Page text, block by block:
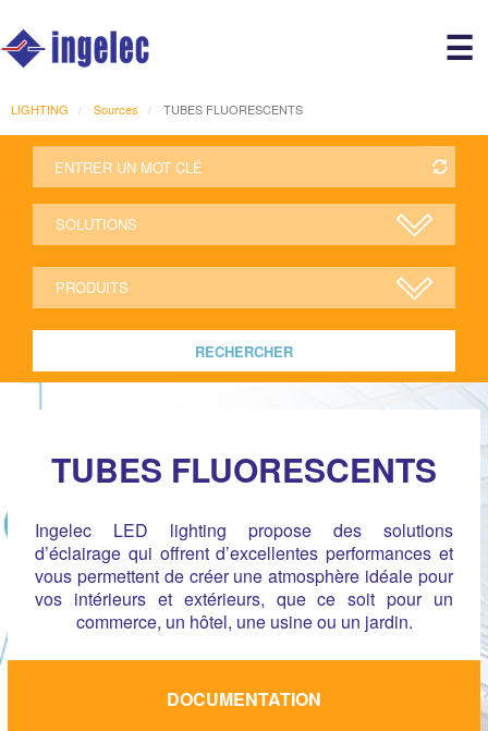
☰
LIGHTING Sources TUBES FLUORESCENTS
RECHERCHER
TUBES FLUORESCENTS
Ingelec LED lighting propose des solutions
d’éclairage qui offrent d’excellentes performances et
vous permettent de créer une atmosphère idéale pour
vos intérieurs et extérieurs, que ce soit pour un
commerce, un hôtel, une usine ou un jardin.
DOCUMENTATION